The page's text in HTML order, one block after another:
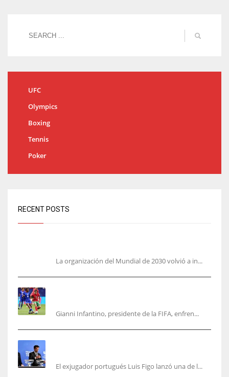
UFC
Olympics
Boxing
Tennis
Poker
RECENT POSTS
La organización del Mundial de 2030 volvió a in...
Gianni Infantino, presidente de la FIFA, enfren...
El exjugador portugués Luis Figo lanzó una de l...